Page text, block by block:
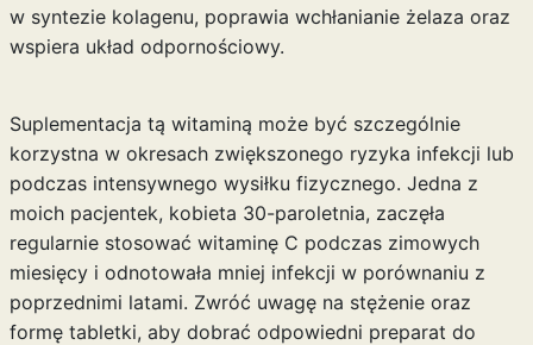
w syntezie kolagenu, poprawia wchłanianie żelaza oraz
wspiera układ odpornościowy.
Suplementacja tą witaminą może być szczególnie
korzystna w okresach zwiększonego ryzyka infekcji lub
podczas intensywnego wysiłku fizycznego. Jedna z
moich pacjentek, kobieta 30-paroletnia, zaczęła
regularnie stosować witaminę C podczas zimowych
miesięcy i odnotowała mniej infekcji w porównaniu z
poprzednimi latami. Zwróć uwagę na stężenie oraz
formę tabletki, aby dobrać odpowiedni preparat do